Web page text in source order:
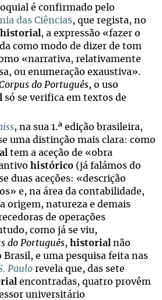
é confirmado pelo
das Ciências, que regista, no
historial , a expressão «fazer o
como modo de dizer de tom
«narrativa, relativamente
ou enumeração exaustiva».
do Português, o uso
só se verifica em textos de
, na sua 1.ª edição brasileira,
uma distinção mais clara: como
tem a aceção de «obra
histórico (já falámos do
duas aceções: «descrição
e, na área da contabilidade,
origem, natureza e demais
de operações
como já se viu,
do Português, historial
não
e uma pesquisa feita nas
Paulo revela que, das sete
encontradas, quatro provêm
universitário